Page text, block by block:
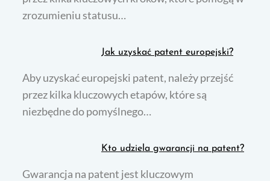
zrozumieniu statusu…
Jak uzyskać patent europejski?
Aby uzyskać europejski patent, należy przejść
przez kilka kluczowych etapów, które są
niezbędne do pomyślnego…
Kto udziela gwarancji na patent?
Gwarancja na patent jest kluczowym